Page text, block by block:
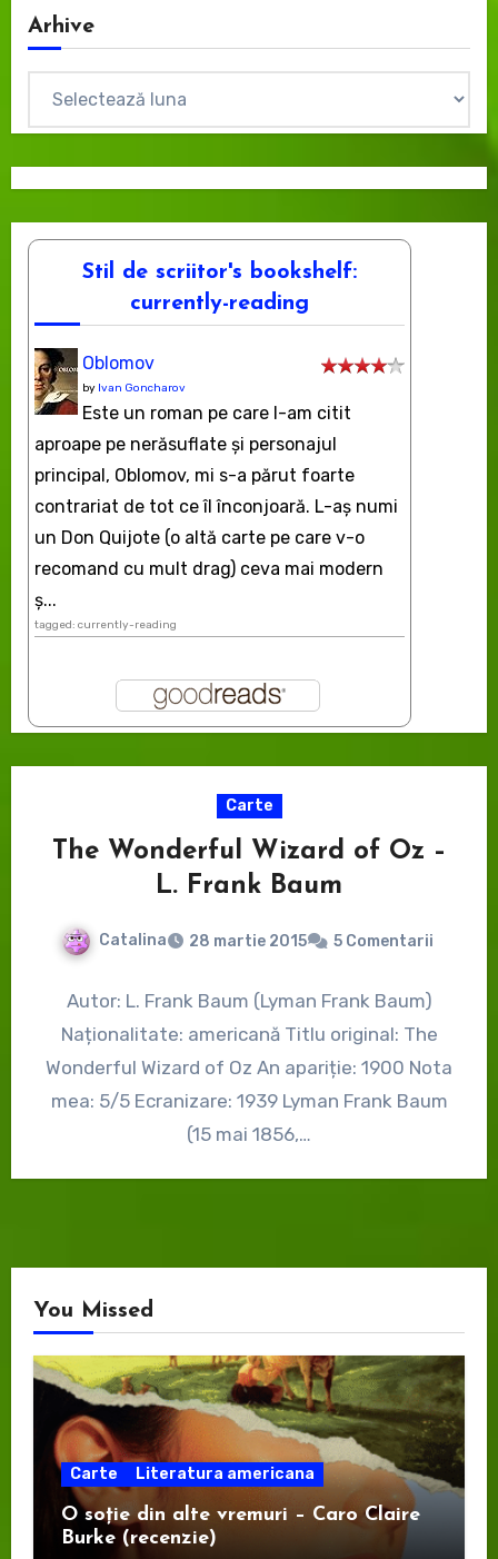
Arhive
Stil de scriitor's bookshelf:
currently-reading
Oblomov
by Ivan Goncharov
Este un roman pe care l-am citit
aproape pe nerăsuflate şi personajul
principal, Oblomov, mi s-a părut foarte
contrariat de tot ce îl înconjoară. L-aş numi
un Don Quijote (o altă carte pe care v-o
recomand cu mult drag) ceva mai modern
ș...
tagged: currently-reading
Carte
The Wonderful Wizard of Oz –
L. Frank Baum
Catalina 28 martie 2015 5 Comentarii
Autor: L. Frank Baum (Lyman Frank Baum)
Naționalitate: americană Titlu original: The
Wonderful Wizard of Oz An apariție: 1900 Nota
mea: 5/5 Ecranizare: 1939 Lyman Frank Baum
(15 mai 1856,…
You Missed
Carte Literatura americana
O soție din alte vremuri – Caro Claire
Burke (recenzie)